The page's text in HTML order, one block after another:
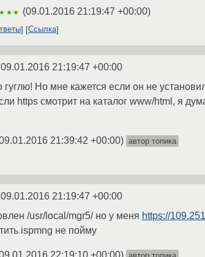
(09.01.2016 21:19:47 +00:00)
Ссылка
09.01.2016 21:19:47 +00:00
гуглю! Но мне кажется если он не
https смотрит на каталог www/html, я
21:39:42 +00:00) автор топика
09.01.2016 21:19:47 +00:00
/usr/local/mgr5/ но у меня https://
ispmng не пойму
22:19:10 +00:00)